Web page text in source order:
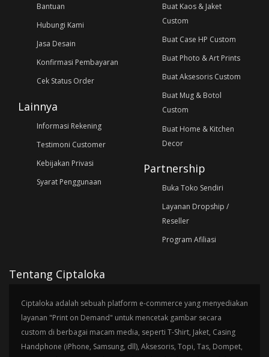
Bantuan
Hubungi Kami
Jasa Desain
Konfirmasi Pembayaran
Cek Status Order
Lainnya
Informasi Rekening
Testimoni Customer
Kebijakan Privasi
Syarat Penggunaan
Buat Kaos & Jaket
Custom
Buat Case HP Custom
Buat Photo & Art Prints
Buat Aksesoris Custom
Buat Mug & Botol
Custom
Buat Home & Kitchen
Decor
Partnership
Buka Toko Sendiri
Layanan Dropship /
Reseller
Program Afiliasi
Tentang Ciptaloka
Ciptaloka adalah sebuah platform e-commerce yang menyediakan
layanan "Print on Demand" untuk mencetak gambar secara
custom di berbagai macam media, seperti T-Shirt, Jaket, Casing
Handphone (iPhone, Samsung, dll), Aksesoris, Topi, Tas, Dompet,